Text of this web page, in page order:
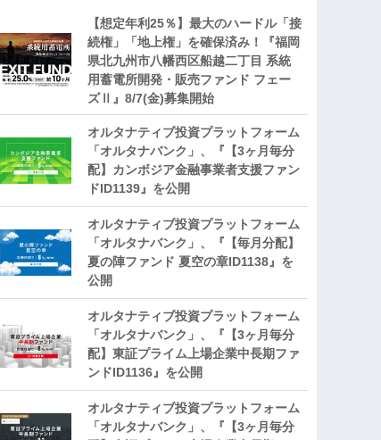
【想定年利25％】最大のハードル「接
続権」「地上権」を確保済み！『福岡
県北九州市八幡西区船越二丁目 系統
用蓄電所開発・販売ファンド フェー
ズⅡ』8/7(金)募集開始
オルタナティブ投資プラットフォーム
「オルタナバンク」、『【3ヶ月毎分
配】カンボジア金融事業者支援ファン
ドID1139』を公開
オルタナティブ投資プラットフォーム
「オルタナバンク」、『【毎月分配】
夏の陣ファンド 夏空の章ID1138』を
公開
オルタナティブ投資プラットフォーム
「オルタナバンク」、『【3ヶ月毎分
配】東証プライム上場企業中長期ファ
ンドID1136』を公開
オルタナティブ投資プラットフォーム
「オルタナバンク」、『【3ヶ月毎分